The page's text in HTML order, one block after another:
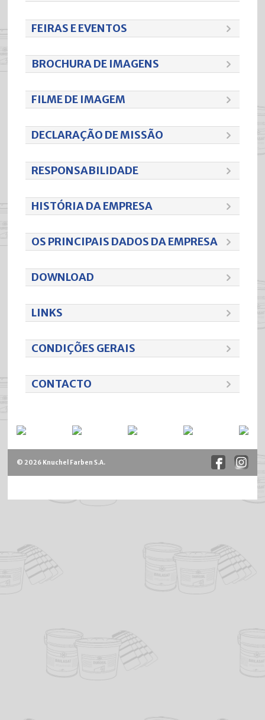
FEIRAS E EVENTOS
BROCHURA DE IMAGENS
FILME DE IMAGEM
DECLARAÇÃO DE MISSÃO
RESPONSABILIDADE
HISTÓRIA DA EMPRESA
OS PRINCIPAIS DADOS DA EMPRESA
DOWNLOAD
LINKS
CONDIÇÕES GERAIS
CONTACTO
© 2026 Knuchel Farben S.A.